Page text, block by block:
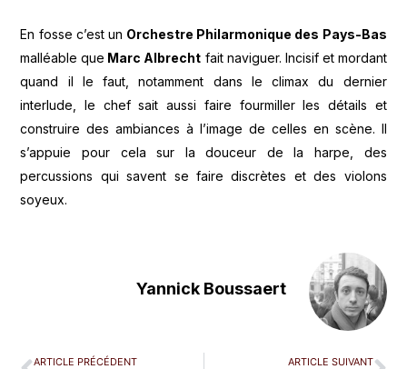
En fosse c’est un Orchestre Philarmonique des Pays-Bas
malléable que Marc Albrecht fait naviguer. Incisif et mordant
quand il le faut, notamment dans le climax du dernier
interlude, le chef sait aussi faire fourmiller les détails et
construire des ambiances à l’image de celles en scène. Il
s’appuie pour cela sur la douceur de la harpe, des
percussions qui savent se faire discrètes et des violons
soyeux.
Yannick Boussaert
ARTICLE PRÉCÉDENT ARTICLE SUIVANT